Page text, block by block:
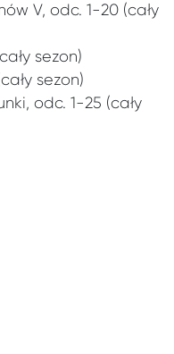
V, odc. 1-20 (cały
sezon)
sezon)
odc. 1-25 (cały